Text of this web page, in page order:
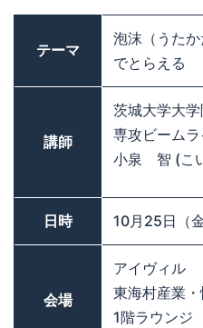
テーマ
泡沫（うた
でとらえる
講師
茨城大学大
専攻ビーム
小泉 智 (こ
日時 10月25日（
会場
アイヴィル
東海村産業
1階ラウンジ